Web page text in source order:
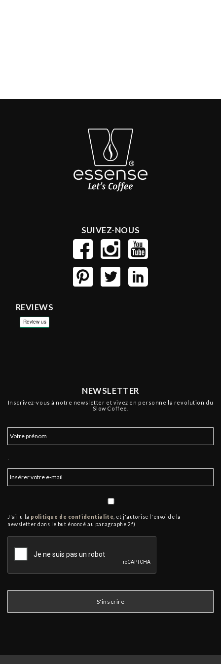
SUIVEZ-NOUS
REVIEWS
NEWSLETTER
Inscrivez-vous à notre newsletter et vivez en personne la revolution du
Slow Coffee.
J'ai lu la politique de confidentialité , et j'autorise l'envoi de la
newsletter dans le but énoncé au paragraphe 2f)